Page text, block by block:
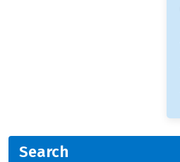
Search